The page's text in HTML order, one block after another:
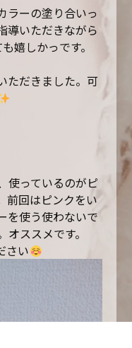
ラーの塗り合いっ
導いただきながら
嬉しかっです。
ただきました。可
使っているのがピ
前回はピンクをい
を使う使わないで
ススメです。
さい